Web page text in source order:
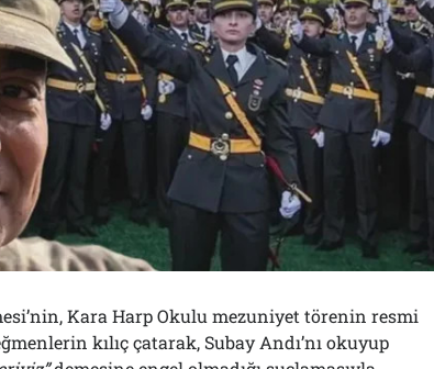
Kara Harp Okulu mezuniyet törenin resmi
kılıç çatarak, Subay Andı’nı okuyup